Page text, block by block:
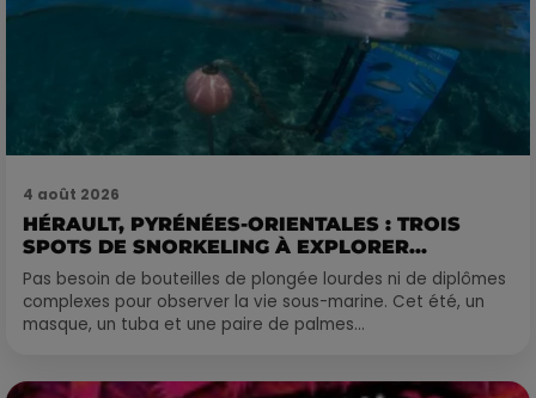
4 août 2026
HÉRAULT, PYRÉNÉES-ORIENTALES : TROIS
SPOTS DE SNORKELING À EXPLORER...
Pas besoin de bouteilles de plongée lourdes ni de diplômes
complexes pour observer la vie sous-marine. Cet été, un
masque, un tuba et une paire de palmes...